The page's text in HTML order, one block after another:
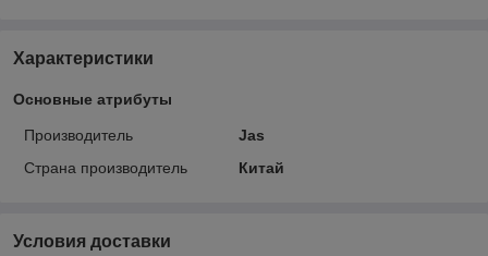
Характеристики
Основные атрибуты
Производитель
Jas
Страна производитель
Китай
Условия доставки